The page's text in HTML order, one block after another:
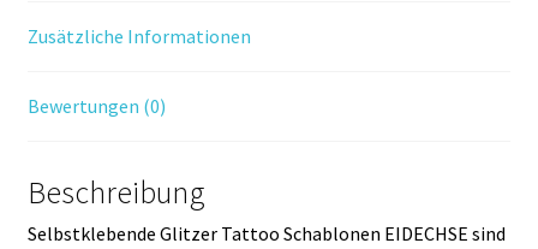
Zusätzliche Informationen
Bewertungen (0)
Beschreibung
Selbstklebende Glitzer Tattoo Schablonen EIDECHSE sind